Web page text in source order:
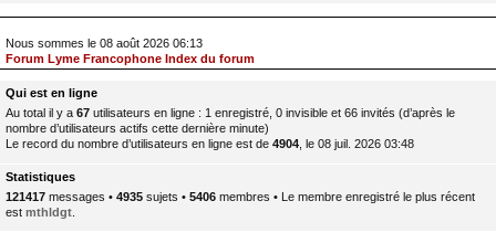
Nous sommes le 08 août 2026 06:13
Forum Lyme Francophone Index du forum
Qui est en ligne
Au total il y a 67 utilisateurs en ligne : 1 enregistré, 0 invisible et 66 invités (d’après le
nombre d’utilisateurs actifs cette dernière minute)
Le record du nombre d’utilisateurs en ligne est de 4904 , le 08 juil. 2026 03:48
Statistiques
121417 messages • 4935 sujets • 5406 membres • Le membre enregistré le plus récent
est mthldgt